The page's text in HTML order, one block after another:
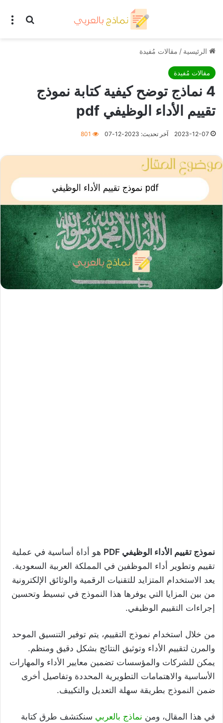
بحث
الرئيسية / مقالات مُفيدة
مقالات مُفيدة
4 نماذج توضح كيفية كتابة نموذج
تقييم الأداء الوظيفي pdf
2023-12-07 آخر تحديث: 2023-12-07 801
نموذج تقييم الأداء الوظيفي PDF
هو أداة أساسية في عملية
تقييم وتطوير أداء الموظفين في المملكة العربية السعودية.
يعد الاستخدام المتزايد للتقنيات الرقمية والوثائق الإلكترونية
من بين المزايا التي يوفرها هذا النموذج في تبسيط وتحسين
إجراءات التقييم الوظيفي.
من خلال استخدام نموذج التقييم، يتم توفير التنسيق الموحد
والمرن لتقييم الأداء وتوثيق النتائج بشكل دقيق ومنظم.
يمكن للشركات والمؤسسات تضمين معايير الأداء والمهارات
الأساسية والاهتمامات التطويرية المحددة وتفاصيل أخرى
ضمن النموذج بطريقة سهلة التعديل والتكييف.
في هذا المقال، ومن نماذج بالعربي سنكتشف طرق كتابة